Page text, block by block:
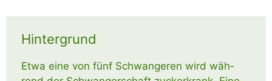
Hintergrund
Etwa eine von fünf Schwan­ge­ren wird wäh­